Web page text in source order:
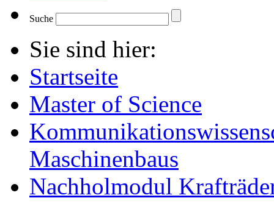
Suche
Sie sind hier:
Startseite
Master of Science
Maschinenbaus
Nachholmodul